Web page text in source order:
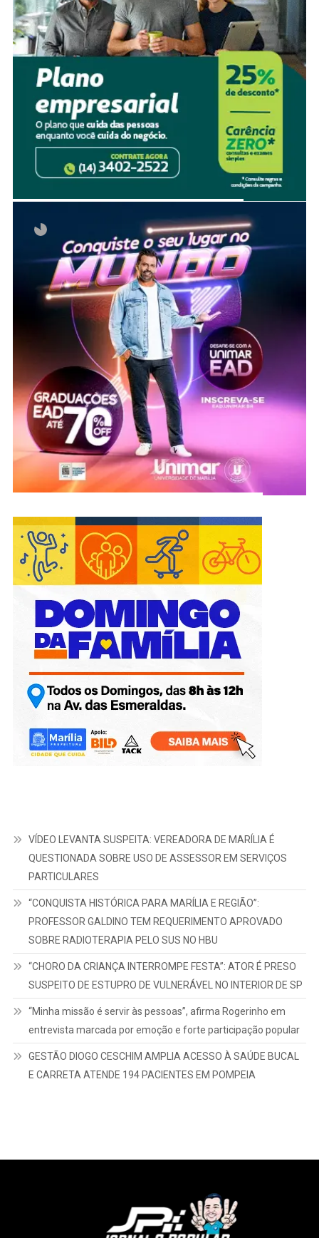
VÍDEO LEVANTA SUSPEITA: VEREADORA DE MARÍLIA É
QUESTIONADA SOBRE USO DE ASSESSOR EM SERVIÇOS
PARTICULARES
“CONQUISTA HISTÓRICA PARA MARÍLIA E REGIÃO”:
PROFESSOR GALDINO TEM REQUERIMENTO APROVADO
SOBRE RADIOTERAPIA PELO SUS NO HBU
“CHORO DA CRIANÇA INTERROMPE FESTA”: ATOR É PRESO
SUSPEITO DE ESTUPRO DE VULNERÁVEL NO INTERIOR DE SP
“Minha missão é servir às pessoas”, afirma Rogerinho em
entrevista marcada por emoção e forte participação popular
GESTÃO DIOGO CESCHIM AMPLIA ACESSO À SAÚDE BUCAL
E CARRETA ATENDE 194 PACIENTES EM POMPEIA